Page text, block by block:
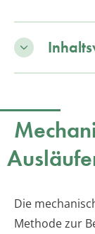
Die
Methode zur